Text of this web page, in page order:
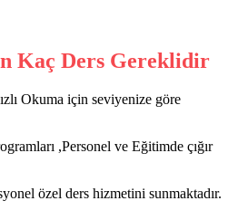
Kaç Ders Gereklidir
Okuma için seviyenize göre
,Personel ve Eğitimde çığır
özel ders hizmetini sunmaktadır.